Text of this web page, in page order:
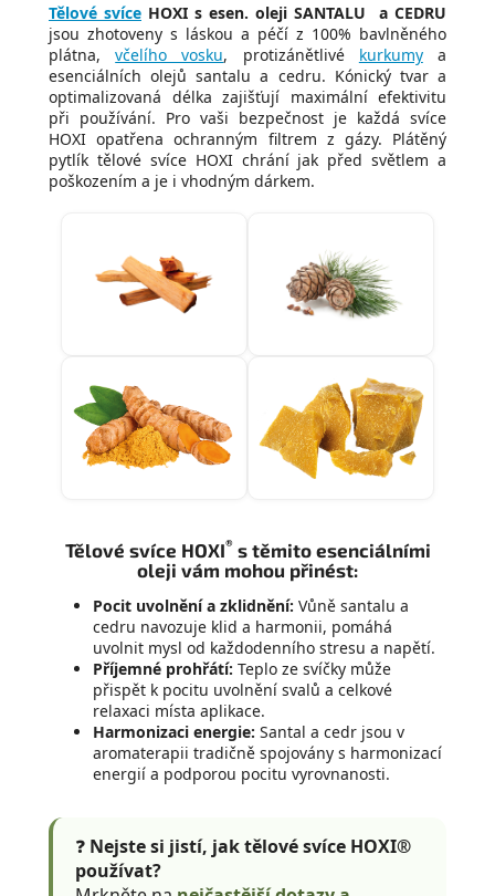
Tělové svíce HOXI s esen. oleji SANTALU a CEDRU
jsou zhotoveny s láskou a péčí z 100% bavlněného
plátna,včelího vosku, protizánětlivé kurkumya
esenciálních olejů santalu a cedru. Kónický tvar a
optimalizovaná délka zajišťují maximální efektivitu
při používání. Pro vaši bezpečnost je každá svíce
HOXI opatřena ochranným filtrem z gázy. Plátěný
pytlík tělové svíce HOXI chrání jak před světlem a
poškozením a je i vhodným dárkem.
Tělové svíce HOXI®s těmito esenciálními
oleji vám mohou přinést:
Pocit uvolnění a zklidnění: Vůně santalu a
cedru navozuje klid a harmonii, pomáhá
uvolnit mysl od každodenního stresu a napětí.
Příjemné prohřátí: Teplo ze svíčky může
přispět k pocitu uvolnění svalů a celkové
relaxaci místa aplikace.
Harmonizaci energie: Santal a cedr jsou v
aromaterapii tradičně spojovány s harmonizací
energií a podporou pocitu vyrovnanosti.
❓ Nejste si jistí, jak tělové svíce HOXI®
používat?